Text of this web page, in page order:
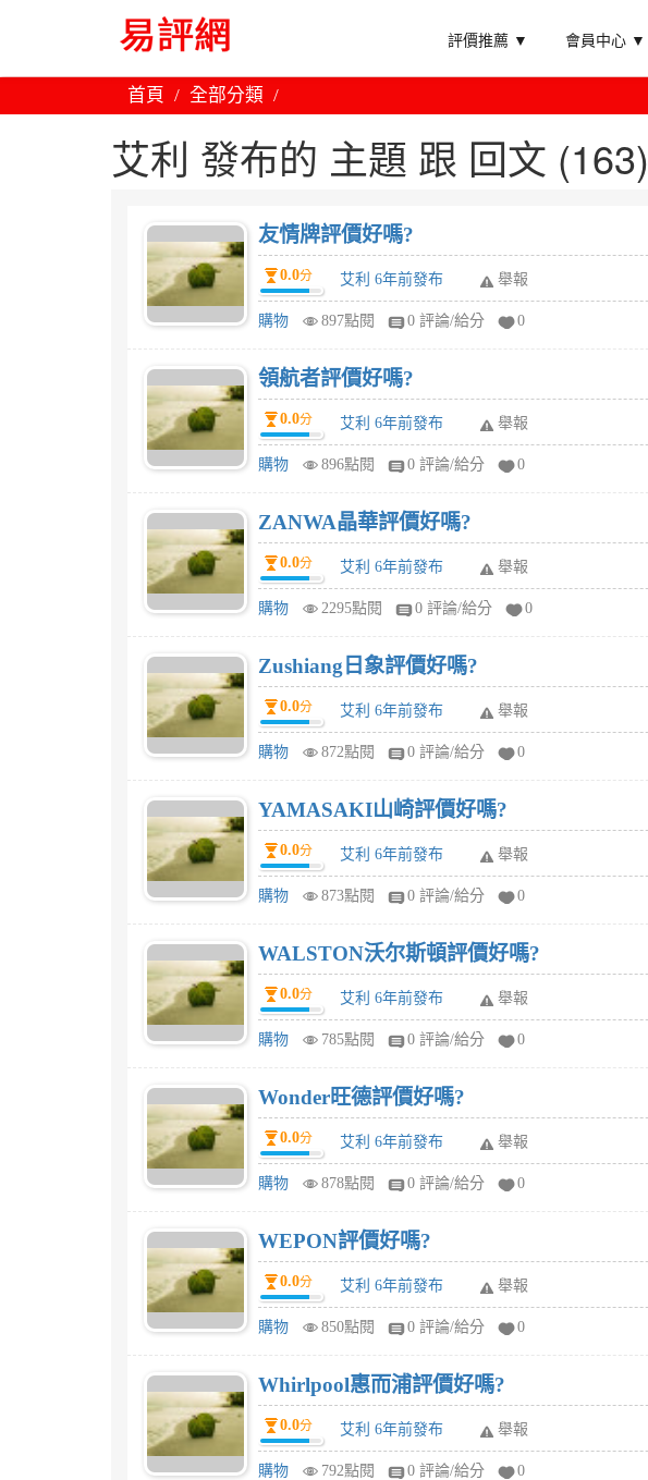
評價推薦 ▼ 會員中心 ▼
首頁 全部分類
艾利 發布的 主題 跟 回文 (163)
友情牌評價好嗎?
0.0分 艾利 6年前發布 舉報
購物 897點閱 0 評論/給分 0
領航者評價好嗎?
0.0分 艾利 6年前發布 舉報
購物 896點閱 0 評論/給分 0
ZANWA晶華評價好嗎?
0.0分 艾利 6年前發布 舉報
購物 2295點閱 0 評論/給分 0
Zushiang日象評價好嗎?
0.0分 艾利 6年前發布 舉報
購物 872點閱 0 評論/給分 0
YAMASAKI山崎評價好嗎?
0.0分 艾利 6年前發布 舉報
購物 873點閱 0 評論/給分 0
WALSTON沃尔斯頓評價好嗎?
0.0分 艾利 6年前發布 舉報
購物 785點閱 0 評論/給分 0
Wonder旺德評價好嗎?
0.0分 艾利 6年前發布 舉報
購物 878點閱 0 評論/給分 0
WEPON評價好嗎?
0.0分 艾利 6年前發布 舉報
購物 850點閱 0 評論/給分 0
Whirlpool惠而浦評價好嗎?
0.0分 艾利 6年前發布 舉報
購物 792點閱 0 評論/給分 0